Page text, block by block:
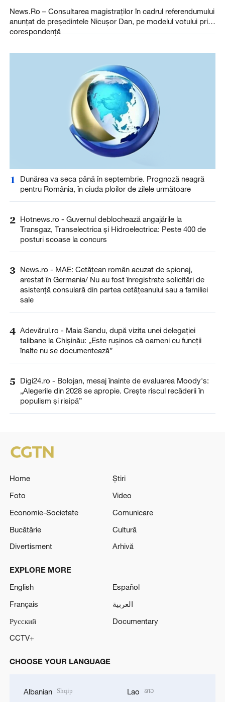
News.Ro – Consultarea magistraţilor în cadrul referendumului
anunţat de preşedintele Nicuşor Dan, pe modelul votului prin
corespondenţă
1
Dunărea va seca până în septembrie. Prognoză neagră
pentru România, în ciuda ploilor de zilele următoare
2 Hotnews.ro - Guvernul deblochează angajările la
Transgaz, Transelectrica și Hidroelectrica: Peste 400 de
posturi scoase la concurs
3 News.ro - MAE: Cetăţean român acuzat de spionaj,
arestat în Germania/ Nu au fost înregistrate solicitări de
asistenţă consulară din partea cetăţeanului sau a familiei
sale
4 Adevărul.ro - Maia Sandu, după vizita unei delegației
talibane la Chișinău: „Este rușinos că oameni cu funcții
înalte nu se documentează”
5
Digi24.ro - Bolojan, mesaj înainte de evaluarea Moody's:
„Alegerile din 2028 se apropie. Crește riscul recăderii în
populism și risipă”
Home
Știri
Foto
Video
Economie-Societate
Comunicare
Bucătărie
Cultură
Divertisment
Arhivă
EXPLORE MORE
English
Español
Français
العربية
Русский
Documentary
CCTV+
CHOOSE YOUR LANGUAGE
Albanian Shqip Lao ລາວ